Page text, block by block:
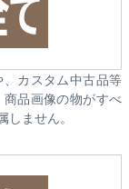
カスタム中古品等
品画像の物がすべ
ません。